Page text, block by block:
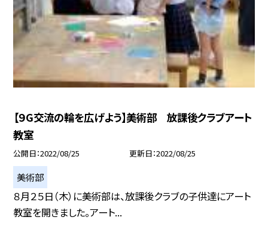
【９G交流の輪を広げよう】美術部 放課後クラブアート
教室
公開日 2022/08/25 更新日 2022/08/25
美術部
８月２５日（木）に美術部は、放課後クラブの子供達にアート
教室を開きました。アート...